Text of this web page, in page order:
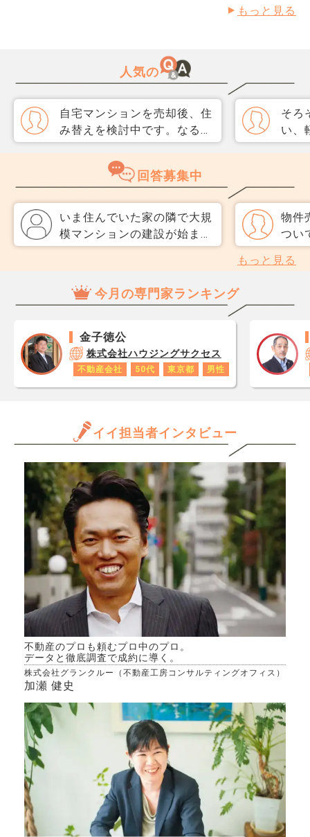
もっと見る
人気の
自宅マンションを売却後、住
み替えを検討中です。なるべ
く3か月以内に売却をしたい
のですが、一般媒介と専任媒
介で迷っています。 窓口は
だと思うのですが、友人には
専任をおすすめされました。
それぞれメリットデメリット
そろ
い、
取り
直、
のか
だ、
スコ
が1
です
あり
ロで
だけ
ます
きる
か、
専門
回答募集中
いま住んでいた家の隣で大規
模マンションの建設が始まる
との事を聞いていて、騒音、
かないでしょうか 家は建
て、奥さん、子供が1人です
会社に行けば良いですが、奥
さん、子供の事を思うと頭が
痛くなります 良い案はある
物件
つい
記の
す。
高＋
いま
申告
た下
問題
時に
明、
代、
不動
数料
いで
の印
の違
やロ
な考
か？
もっと見る
今月の専門家ランキング
金子徳公
株式会社ハウジングサクセス
不動産会社 50代 東京都 男性
イイ担当者インタビュー
不動産のプロも頼むプロ中のプロ。
データと徹底調査で成約に導く。
株式会社グランクルー（不動産工房コンサルティングオフィス）
加瀬 健史